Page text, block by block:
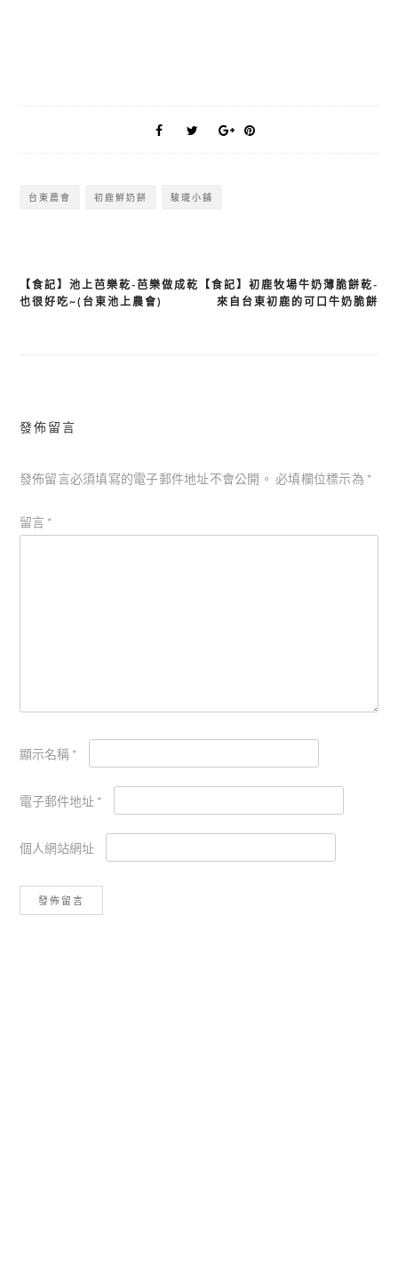
台東農會 初鹿鮮奶餅 駿瓏小舖
文
【食記】池上芭樂乾-芭樂做成乾
也很好吃~(台東池上農會)
【食記】初鹿牧場牛奶薄脆餅乾-
來自台東初鹿的可口牛奶脆餅
發佈留言
發佈留言必須填寫的電子郵件地址不會公開。 必填欄位標示為 *
留言 *
顯示名稱 *
電子郵件地址 *
個人網站網址